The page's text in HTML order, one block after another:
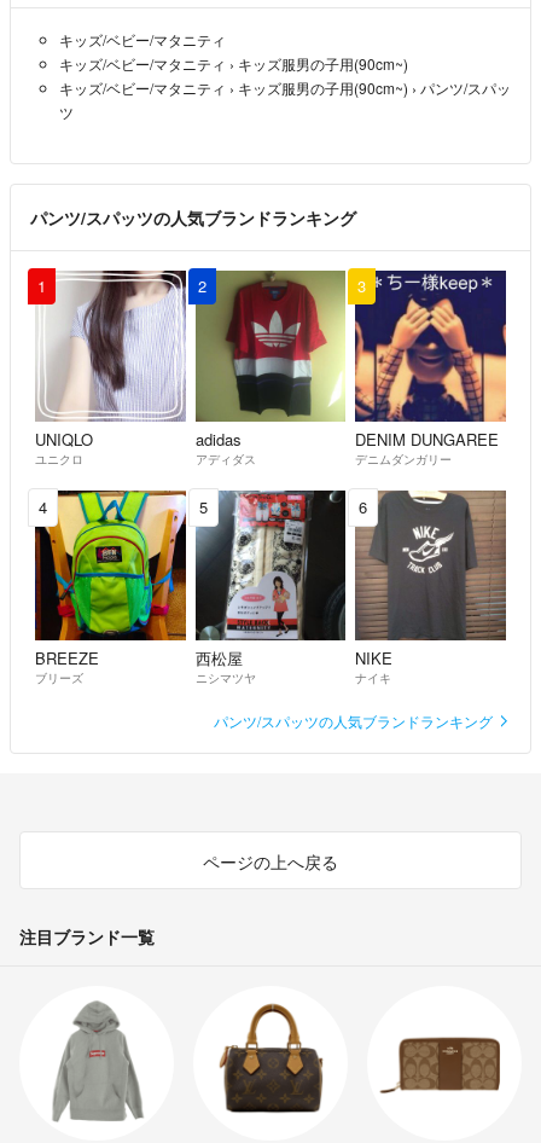
キッズ/ベビー/マタニティ
キッズ/ベビー/マタニティ › キッズ服男の子用(90cm~)
キッズ/ベビー/マタニティ › キッズ服男の子用(90cm~) › パンツ/スパッ
ツ
パンツ/スパッツの人気ブランドランキング
1
UNIQLO
ユニクロ
2
adidas
アディダス
3
DENIM DUNGAREE
デニムダンガリー
4
BREEZE
ブリーズ
5
西松屋
ニシマツヤ
6
NIKE
ナイキ
パンツ/スパッツの人気ブランドランキング
ページの上へ戻る
注目ブランド一覧